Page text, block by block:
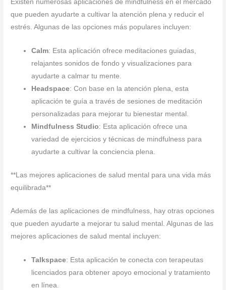
Existen numerosas aplicaciones de mindfulness en el mercado
que pueden ayudarte a cultivar la atención plena y reducir el
estrés. Algunas de las opciones más populares incluyen:
Calm: Esta aplicación ofrece meditaciones guiadas,
relajantes sonidos de fondo y visualizaciones para
ayudarte a calmar tu mente.
Headspace: Con base en la atención plena, esta
aplicación te guía a través de sesiones de meditación
personalizadas para mejorar tu bienestar mental.
Mindfulness Studio: Esta aplicación ofrece una
variedad de ejercicios y técnicas de mindfulness para
ayudarte a cultivar la conciencia plena.
**Las mejores aplicaciones de salud mental para una vida más
equilibrada**
Además de las aplicaciones de mindfulness, hay otras opciones
que pueden ayudarte a mejorar tu salud mental. Algunas de las
mejores aplicaciones de salud mental incluyen:
Talkspace: Esta aplicación te conecta con terapeutas
licenciados para obtener apoyo emocional y tratamiento
en línea.